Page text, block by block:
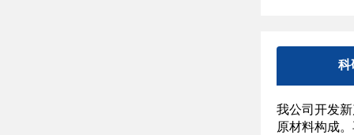
科
我公司开发
原材料构成